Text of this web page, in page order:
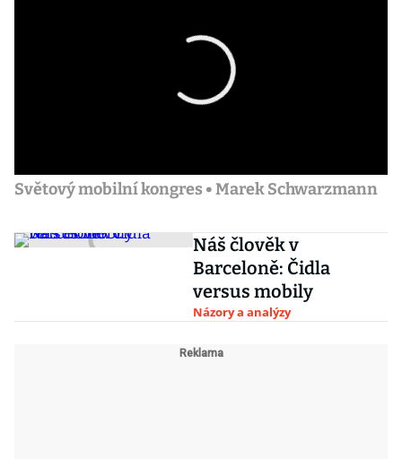
Světový mobilní kongres • Marek Schwarzmann
Náš člověk v
Barceloně: Čidla
versus mobily
Názory a analýzy